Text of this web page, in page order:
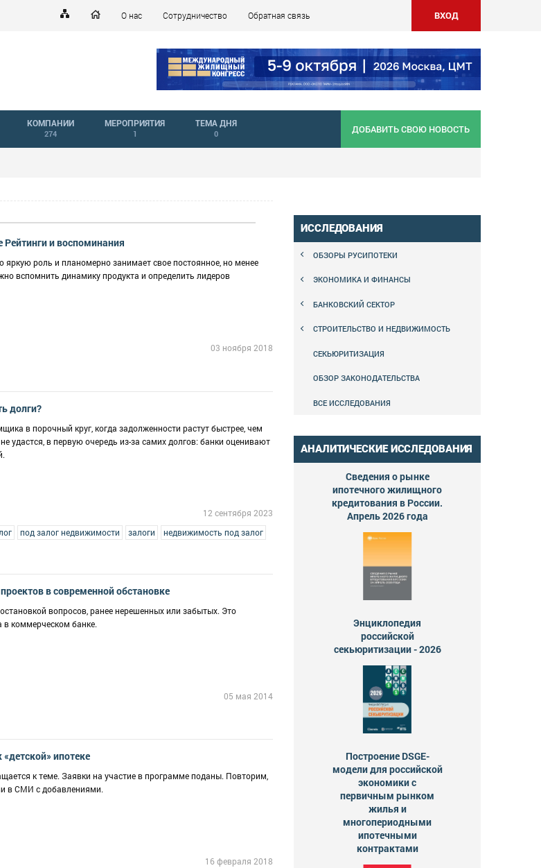
О нас Сотрудничество Обратная связь ВХОД
КОМПАНИИ
274
МЕРОПРИЯТИЯ
1
ТЕМА ДНЯ
0 ДОБАВИТЬ СВОЮ НОВОСТЬ
и воспоминания
роль и планомерно занимает свое постоянное, но менее
вспомнить динамику продукта и определить лидеров
03 ноября 2018
долги?
в порочный круг, когда задолженности растут быстрее, чем
удастся, в первую очередь из-за самих долгов: банки оценивают
12 сентября 2023
под залог недвижимости залоги
недвижимость под залог
в современной обстановке
вопросов, ранее нерешенных или забытых. Это
в коммерческом банке.
05 мая 2014
ипотеке
к теме. Заявки на участие в программе поданы. Повторим,
в СМИ с добавлениями.
16 февраля 2018
ИССЛЕДОВАНИЯ
ОБЗОРЫ РУСИПОТЕКИ
ЭКОНОМИКА И ФИНАНСЫ
БАНКОВСКИЙ СЕКТОР
СТРОИТЕЛЬСТВО И НЕДВИЖИМОСТЬ
СЕКЬЮРИТИЗАЦИЯ
ОБЗОР ЗАКОНОДАТЕЛЬСТВА
ВСЕ ИССЛЕДОВАНИЯ
АНАЛИТИЧЕСКИЕ ИССЛЕДОВАНИЯ
Сведения о рынке
ипотечного жилищного
кредитования в России.
Апрель 2026 года
Энциклопедия
российской
секьюритизации - 2026
Построение DSGE-
модели для российской
экономики с
первичным рынком
жилья и
многопериодными
ипотечными
контрактами